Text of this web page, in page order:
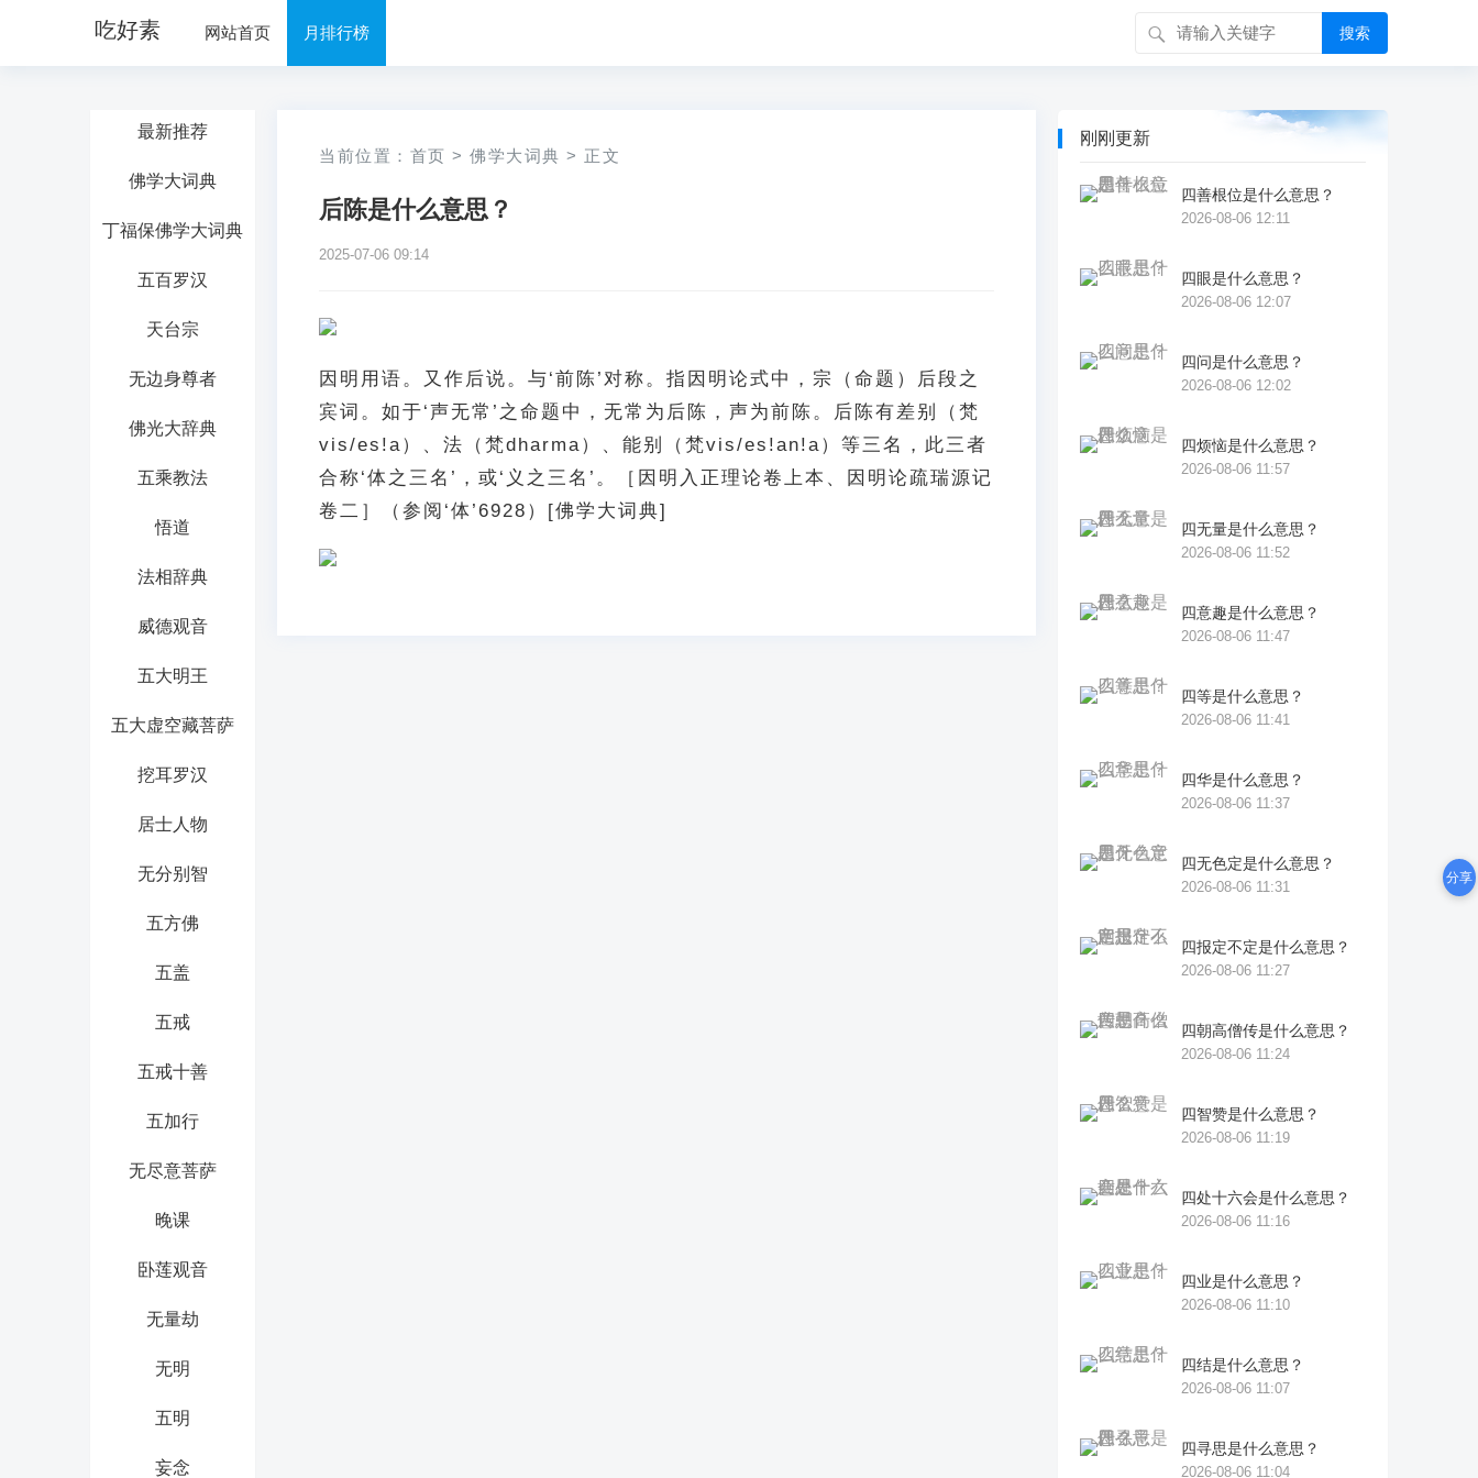
吃好素 网站首页 月排行榜 搜索
最新推荐
佛学大词典
丁福保佛学大词典
五百罗汉
天台宗
无边身尊者
佛光大辞典
五乘教法
悟道
法相辞典
威德观音
五大明王
五大虚空藏菩萨
挖耳罗汉
居士人物
无分别智
五方佛
五盖
五戒
五戒十善
五加行
无尽意菩萨
晚课
卧莲观音
无量劫
无明
五明
妄念
当前位置： 首页 > 佛学大词典 > 正文
后陈是什么意思？
2025-07-06 09:14
因明用语。又作后说。与‘前陈’对称。指因明论式中，宗（命题）后段之
宾词。如于‘声无常’之命题中，无常为后陈，声为前陈。后陈有差别（梵
vis/es!a）、法（梵dharma）、能别（梵vis/es!an!a）等三名，此三者
合称‘体之三名’，或‘义之三名’。［因明入正理论卷上本、因明论疏瑞源记
卷二］（参阅‘体’6928）[佛学大词典]
刚刚更新
四善根位是什么意思？
2026-08-06 12:11
四眼是什么意思？
2026-08-06 12:07
四问是什么意思？
2026-08-06 12:02
四烦恼是什么意思？
2026-08-06 11:57
四无量是什么意思？
2026-08-06 11:52
四意趣是什么意思？
2026-08-06 11:47
四等是什么意思？
2026-08-06 11:41
四华是什么意思？
2026-08-06 11:37
四无色定是什么意思？
2026-08-06 11:31
四报定不定是什么意思？
2026-08-06 11:27
四朝高僧传是什么意思？
2026-08-06 11:24
四智赞是什么意思？
2026-08-06 11:19
四处十六会是什么意思？
2026-08-06 11:16
四业是什么意思？
2026-08-06 11:10
四结是什么意思？
2026-08-06 11:07
四寻思是什么意思？
2026-08-06 11:04
分享